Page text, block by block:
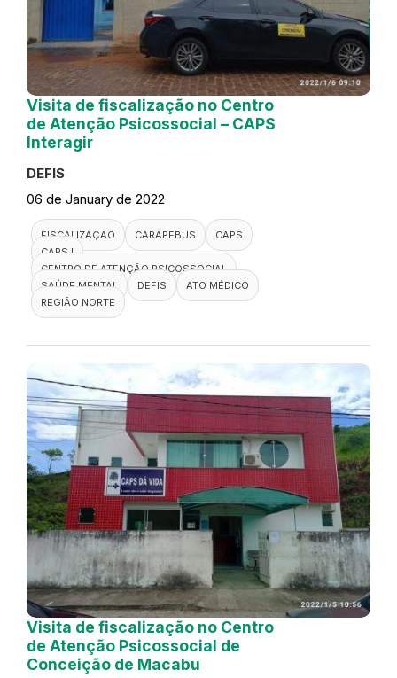
Visita de fiscalização no Centro
de Atenção Psicossocial – CAPS
Interagir
DEFIS
06 de January de 2022
FISCALIZAÇÃO CARAPEBUS
CAPS
CAPS I
CENTRO DE ATENÇÃO PSICOSSOCIAL
SAÚDE MENTAL
DEFIS
ATO MÉDICO
REGIÃO NORTE
Visita de fiscalização no Centro
de Atenção Psicossocial de
Conceição de Macabu